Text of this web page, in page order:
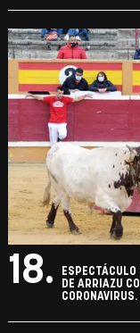
18.
DE ARRIAZU
CORONAVIRUS.